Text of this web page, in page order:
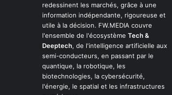
redessinent les marchés, grâce à une
information indépendante, rigoureuse et
utile à la décision. FW.MEDIA couvre
l'ensemble de l'écosystème Tech &
Deeptech, de l'intelligence artificielle aux
semi-conducteurs, en passant par le
quantique, la robotique, les
biotechnologies, la cybersécurité,
l'énergie, le spatial et les infrastructures